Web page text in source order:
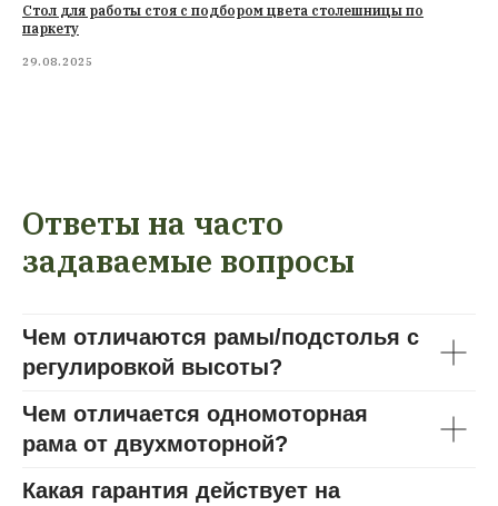
Стол для работы стоя с подбором цвета столешницы по
паркету
29.08.2025
Ответы на часто
задаваемые вопросы
Чем отличаются рамы/подстолья с
регулировкой высоты?
Чем отличается одномоторная
рама от двухмоторной?
Какая гарантия действует на